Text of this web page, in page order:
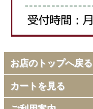
お店のトップへ戻る
カートを見る